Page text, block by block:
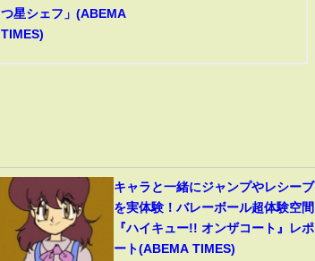
つ星シェフ」(ABEMA
TIMES)
キャラと一緒にジャンプやレシーブ
を実体験！バレーボール超体験空間
『ハイキュー!! オンザコート』レポ
ート(ABEMA TIMES)